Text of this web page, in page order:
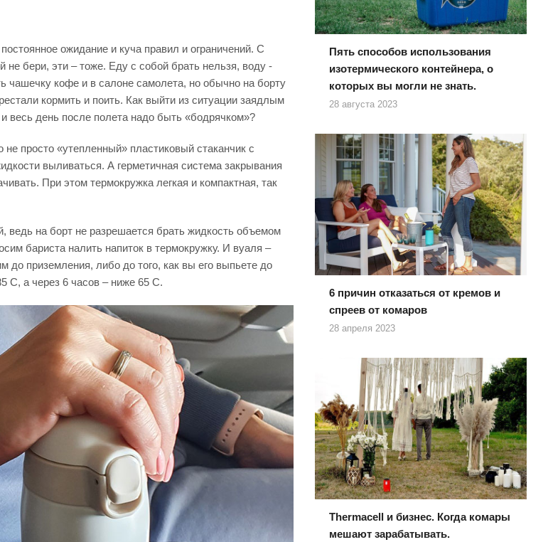
ожидание и куча правил и ограничений. С
бери, эти – тоже. Еду с собой брать нельзя, воду -
чашечку кофе и в салоне самолета, но обычно на борту
кормить и поить. Как выйти из ситуации заядлым
весь день после полета надо быть «бодрячком»?
просто «утепленный» пластиковый стаканчик с
выливаться. А герметичная система закрывания
При этом термокружка легкая и компактная, так
ведь на борт не разрешается брать жидкость объемом
бариста налить напиток в термокружку. И вуаля –
до приземления, либо до того, как вы его выпьете до
С, а через 6 часов – ниже 65 С.
Пять способов использования
изотермического контейнера, о
которых вы могли не знать.
28 августа 2023
6 причин отказаться от кремов и
спреев от комаров
28 апреля 2023
Thermacell и бизнес. Когда комары
мешают зарабатывать.